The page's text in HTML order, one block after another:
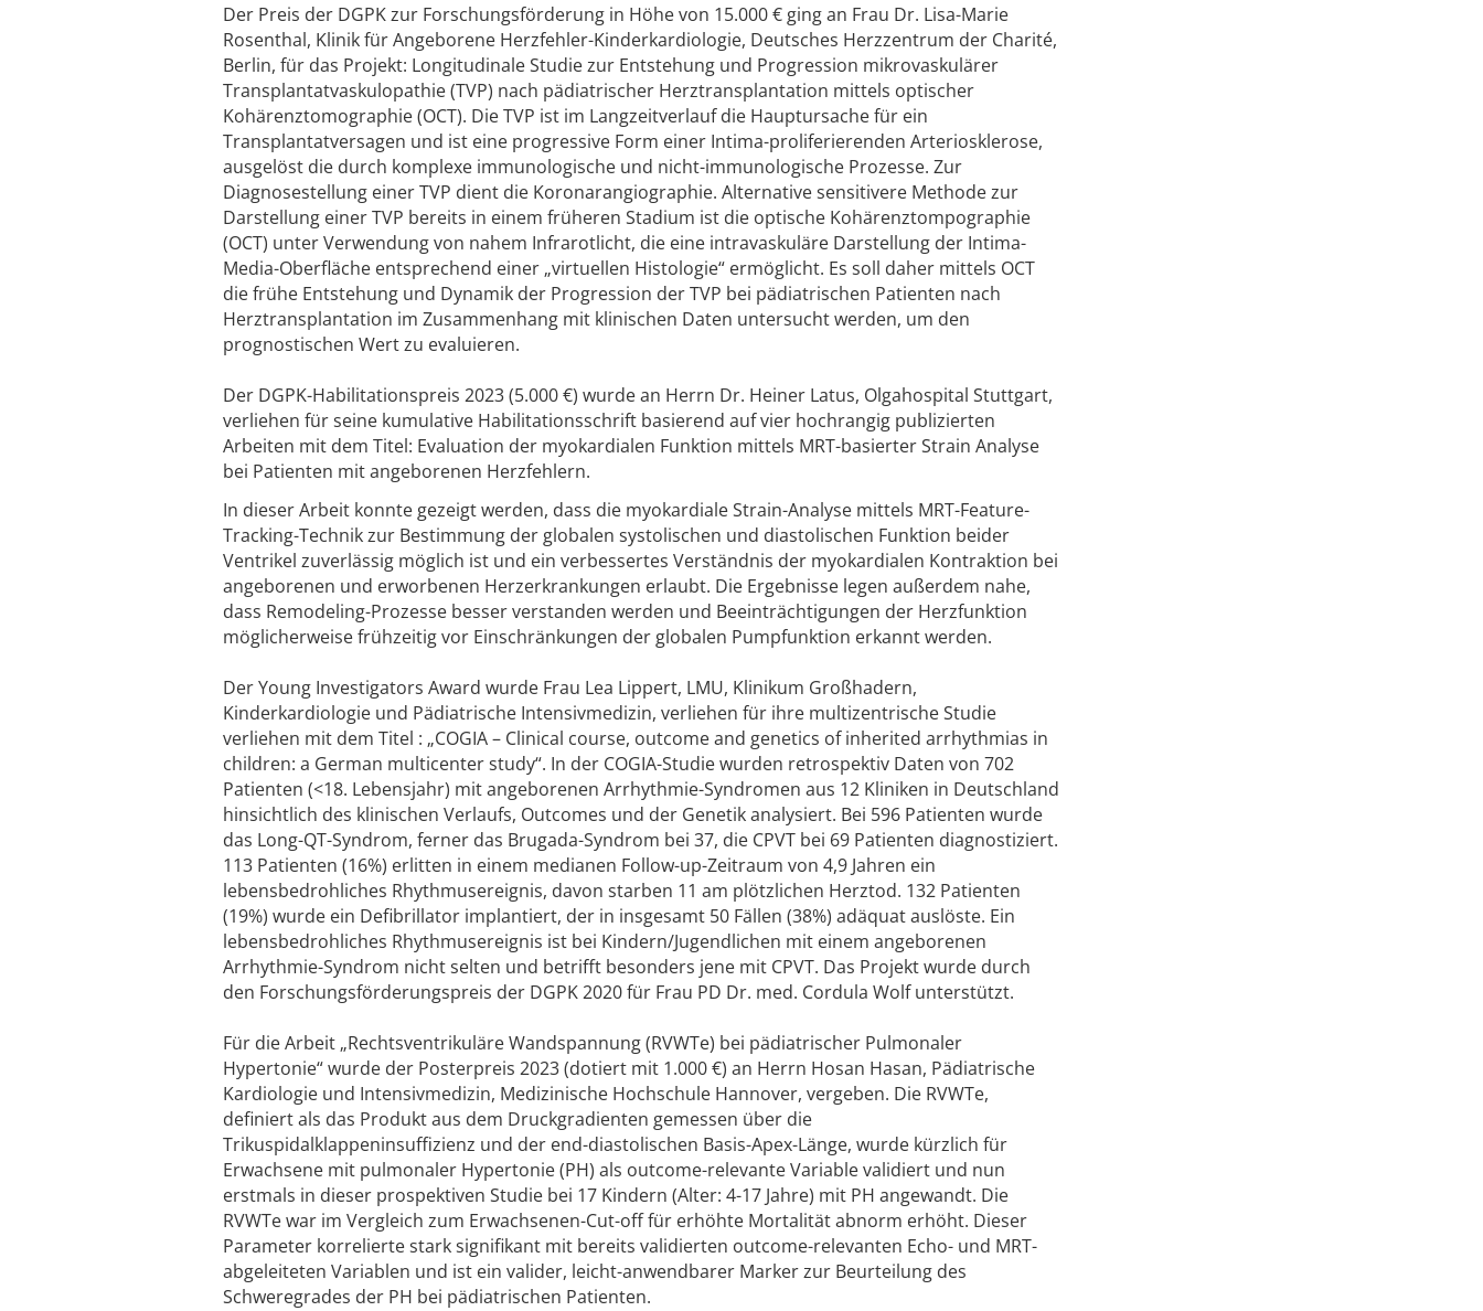
Der Preis der DGPK zur Forschungsförderung in Höhe von 15.000 € ging an Frau Dr. Lisa-Marie
Rosenthal, Klinik für Angeborene Herzfehler-Kinderkardiologie, Deutsches Herzzentrum der Charité,
Berlin, für das Projekt: Longitudinale Studie zur Entstehung und Progression mikrovaskulärer
Transplantatvaskulopathie (TVP) nach pädiatrischer Herztransplantation mittels optischer
Kohärenztomographie (OCT). Die TVP ist im Langzeitverlauf die Hauptursache für ein
Transplantatversagen und ist eine progressive Form einer Intima-proliferierenden Arteriosklerose,
ausgelöst die durch komplexe immunologische und nicht-immunologische Prozesse. Zur
Diagnosestellung einer TVP dient die Koronarangiographie. Alternative sensitivere Methode zur
Darstellung einer TVP bereits in einem früheren Stadium ist die optische Kohärenztompographie
(OCT) unter Verwendung von nahem Infrarotlicht, die eine intravaskuläre Darstellung der Intima-
Media-Oberfläche entsprechend einer „virtuellen Histologie“ ermöglicht. Es soll daher mittels OCT
die frühe Entstehung und Dynamik der Progression der TVP bei pädiatrischen Patienten nach
Herztransplantation im Zusammenhang mit klinischen Daten untersucht werden, um den
prognostischen Wert zu evaluieren.
Der DGPK-Habilitationspreis 2023 (5.000 €) wurde an Herrn Dr. Heiner Latus, Olgahospital Stuttgart,
verliehen für seine kumulative Habilitationsschrift basierend auf vier hochrangig publizierten
Arbeiten mit dem Titel: Evaluation der myokardialen Funktion mittels MRT-basierter Strain Analyse
bei Patienten mit angeborenen Herzfehlern.
In dieser Arbeit konnte gezeigt werden, dass die myokardiale Strain-Analyse mittels MRT-Feature-
Tracking-Technik zur Bestimmung der globalen systolischen und diastolischen Funktion beider
Ventrikel zuverlässig möglich ist und ein verbessertes Verständnis der myokardialen Kontraktion bei
angeborenen und erworbenen Herzerkrankungen erlaubt. Die Ergebnisse legen außerdem nahe,
dass Remodeling-Prozesse besser verstanden werden und Beeinträchtigungen der Herzfunktion
möglicherweise frühzeitig vor Einschränkungen der globalen Pumpfunktion erkannt werden.
Der Young Investigators Award wurde Frau Lea Lippert, LMU, Klinikum Großhadern,
Kinderkardiologie und Pädiatrische Intensivmedizin, verliehen für ihre multizentrische Studie
verliehen mit dem Titel : „COGIA – Clinical course, outcome and genetics of inherited arrhythmias in
children: a German multicenter study“. In der COGIA-Studie wurden retrospektiv Daten von 702
Patienten (<18. Lebensjahr) mit angeborenen Arrhythmie-Syndromen aus 12 Kliniken in Deutschland
hinsichtlich des klinischen Verlaufs, Outcomes und der Genetik analysiert. Bei 596 Patienten wurde
das Long-QT-Syndrom, ferner das Brugada-Syndrom bei 37, die CPVT bei 69 Patienten diagnostiziert.
113 Patienten (16%) erlitten in einem medianen Follow-up-Zeitraum von 4,9 Jahren ein
lebensbedrohliches Rhythmusereignis, davon starben 11 am plötzlichen Herztod. 132 Patienten
(19%) wurde ein Defibrillator implantiert, der in insgesamt 50 Fällen (38%) adäquat auslöste. Ein
lebensbedrohliches Rhythmusereignis ist bei Kindern/Jugendlichen mit einem angeborenen
Arrhythmie-Syndrom nicht selten und betrifft besonders jene mit CPVT. Das Projekt wurde durch
den Forschungsförderungspreis der DGPK 2020 für Frau PD Dr. med. Cordula Wolf unterstützt.
Für die Arbeit „Rechtsventrikuläre Wandspannung (RVWTe) bei pädiatrischer Pulmonaler
Hypertonie“ wurde der Posterpreis 2023 (dotiert mit 1.000 €) an Herrn Hosan Hasan, Pädiatrische
Kardiologie und Intensivmedizin, Medizinische Hochschule Hannover, vergeben. Die RVWTe,
definiert als das Produkt aus dem Druckgradienten gemessen über die
Trikuspidalklappeninsuffizienz und der end-diastolischen Basis-Apex-Länge, wurde kürzlich für
Erwachsene mit pulmonaler Hypertonie (PH) als outcome-relevante Variable validiert und nun
erstmals in dieser prospektiven Studie bei 17 Kindern (Alter: 4-17 Jahre) mit PH angewandt. Die
RVWTe war im Vergleich zum Erwachsenen-Cut-off für erhöhte Mortalität abnorm erhöht. Dieser
Parameter korrelierte stark signifikant mit bereits validierten outcome-relevanten Echo- und MRT-
abgeleiteten Variablen und ist ein valider, leicht-anwendbarer Marker zur Beurteilung des
Schweregrades der PH bei pädiatrischen Patienten.